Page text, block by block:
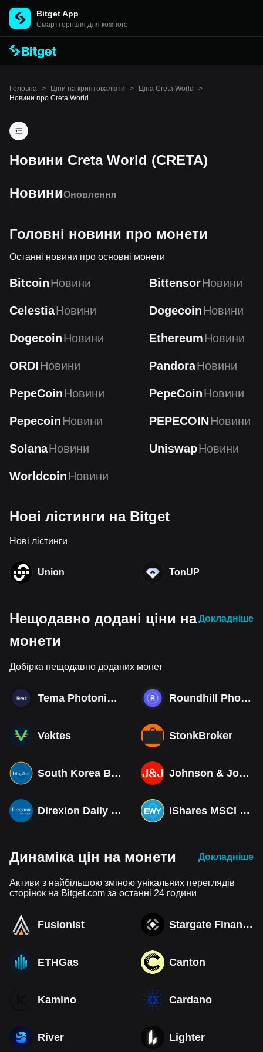
Bitget App
Cмартторгівля для кожного
Головна > Ціни на криптовалюти > Ціна Creta World
>
Новини про Creta World
Новини Creta World (CRETA)
НовиниОновлення
Головні новини про монети
Останні новини про основні монети
BitcoinНовини BittensorНовини
CelestiaНовини DogecoinНовини
DogecoinНовини EthereumНовини
ORDIНовини PandoraНовини
PepeCoinНовини PepeCoinНовини
PepecoinНовини PEPECOINНовини
SolanaНовини UniswapНовини
WorldcoinНовини
Нові лістинги на Bitget
Нові лістинги
Union TonUP
Нещодавно додані ціни на
монети
Докладніше
Добірка нещодавно доданих монет
Tema Photonics & Optical ETF Roundhill Photonics & Optics ETF
Vektes StonkBroker
South Korea Bull 3X ETF Tokenized bStocks Johnson & Johnson (Derivatives)
Direxion Daily MSCI South Korea Bull 3X ETF (Derivatives) iShares MSCI South Korea ETF Tokenized bStocks
Динаміка цін на монети Докладніше
Активи з найбільшою зміною унікальних переглядів
сторінок на Bitget.com за останні 24 години
Fusionist Stargate Finance
ETHGas Canton
Kamino Cardano
River Lighter